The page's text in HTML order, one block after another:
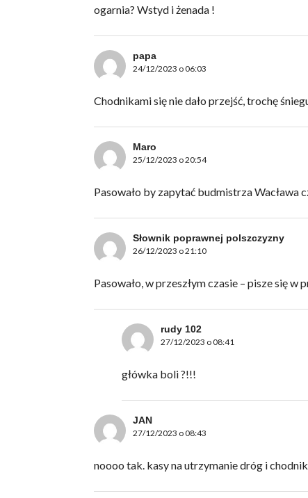
ogarnia? Wstyd i żenada !
papa
24/12/2023 o 06:03
Chodnikami się nie dało przejść, trochę
Maro
25/12/2023 o 20:54
Pasowało by zapytać budmistrza Wacława
Słownik poprawnej polszczyzny
26/12/2023 o 21:10
Pasowało, w przeszłym czasie – pisze się w
rudy 102
27/12/2023 o 08:41
główka boli ?!!!
JAN
27/12/2023 o 08:43
noooo tak. kasy na utrzymanie dróg i